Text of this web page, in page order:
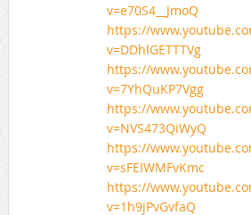
v=e70S4__JmoQ
https://
v=DDhlGETTTVg
https://
v=7YhQuKP7Vgg
https://
v=NVS473QiWyQ
https://
v=sFEIWMFvKmc
https://
v=1h9jPvGvfaQ